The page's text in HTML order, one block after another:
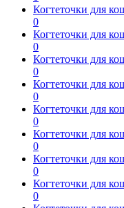
Когтеточки для
0
Когтеточки для
0
Когтеточки для
0
Когтеточки для
0
Когтеточки для
0
Когтеточки для
0
Когтеточки для
0
Когтеточки для
0